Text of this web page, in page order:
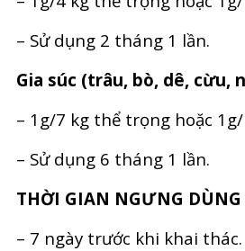
– Sử dụng 2 tháng 1 lần.
Gia súc (trâu, bò, dê, cừu,
– 1g/7 kg thể trọng hoặc
– Sử dụng 6 tháng 1 lần.
THỜI GIAN NGƯNG DÙNG
– 7 ngày trước khi khai thác.